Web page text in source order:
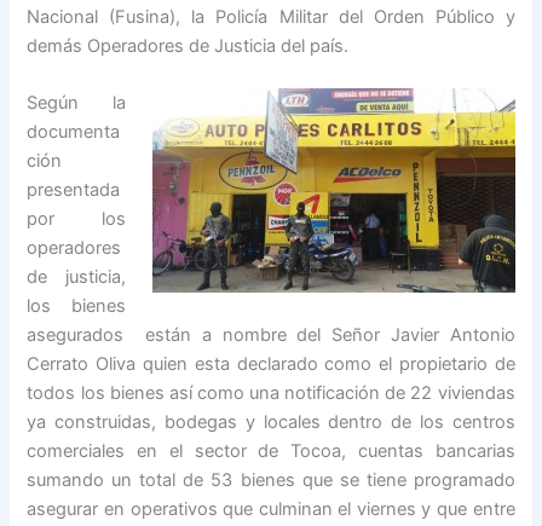
Nacional (Fusina), la Policía Militar del Orden Público y
demás Operadores de Justicia del país.
Según la
documenta
ción
presentada
por los
operadores
de justicia,
los bienes
asegurados están a nombre del Señor Javier Antonio
Cerrato Oliva quien esta declarado como el propietario de
todos los bienes así como una notificación de 22 viviendas
ya construidas, bodegas y locales dentro de los centros
comerciales en el sector de Tocoa, cuentas bancarias
sumando un total de 53 bienes que se tiene programado
asegurar en operativos que culminan el viernes y que entre